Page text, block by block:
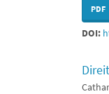
PDF
DOI: